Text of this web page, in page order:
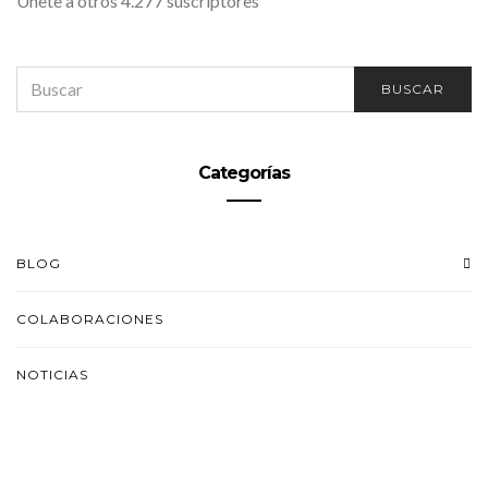
FOR:
BUSCAR
Categorías
BLOG
COLABORACIONES
NOTICIAS